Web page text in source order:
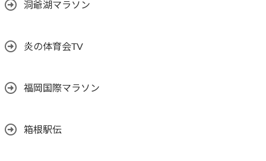
洞爺湖マラソン
炎の体育会TV
福岡国際マラソン
箱根駅伝